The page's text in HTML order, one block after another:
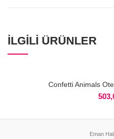
İLGILI ÜRÜNLER
Confetti Animals
Eman